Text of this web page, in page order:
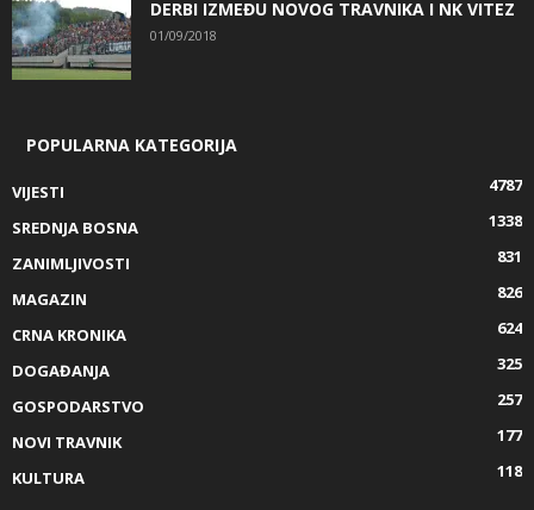
DERBI IZMEĐU NOVOG TRAVNIKA I NK VITEZ
01/09/2018
POPULARNA KATEGORIJA
VIJESTI
4787
SREDNJA BOSNA
1338
ZANIMLJIVOSTI
831
MAGAZIN
826
CRNA KRONIKA
624
DOGAĐANJA
325
GOSPODARSTVO
257
NOVI TRAVNIK
177
KULTURA
118